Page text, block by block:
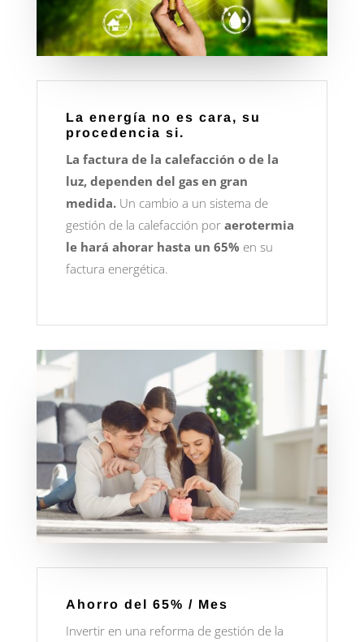
La energía no es cara, su
procedencia si.
La factura de la calefacción o de la
luz, dependen del gas en gran
medida.Un cambio a un sistema de
gestión de la calefacción por aerotermia
le hará ahorar hasta un 65% en su
factura energética.
Ahorro del 65% / Mes
Invertir en una reforma de gestión de la